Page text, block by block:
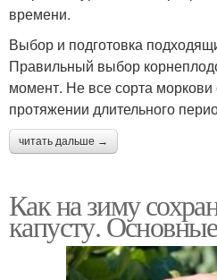
времени.
Выбор и подготовка
Правильный выбор
момент. Не все сорта
протяжении длительного
читать дальше →
Как на зиму
капусту.